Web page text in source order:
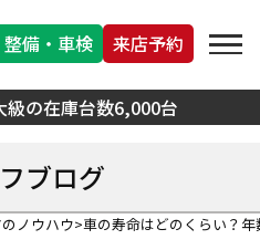
の在庫台数6,000台
整備・車検 来店予約
ブログ
ノウハウ 車の寿命はどのくらい？